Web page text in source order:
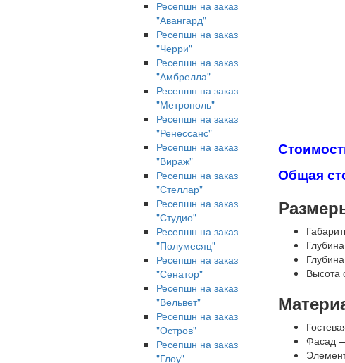
Ресепшн на заказ
"Авангард"
Ресепшн на заказ
"Черри"
Ресепшн на заказ
"Амбрелла"
Ресепшн на заказ
"Метрополь"
Ресепшн на заказ
"Ренессанс"
Ресепшн на заказ
"Вираж"
Ресепшн на заказ
"Стеллар"
Ресепшн на заказ
"Студио"
Ресепшн на заказ
"Полумесяц"
Ресепшн на заказ
"Сенатор"
Ресепшн на заказ
"Вельвет"
Ресепшн на заказ
"Остров"
Ресепшн на заказ
"Глоу"
Общая
Высота
Фасад